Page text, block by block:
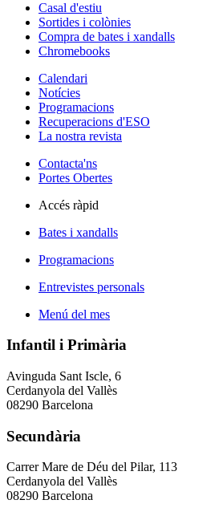
Casal d'estiu
Sortides i colònies
Compra de bates i xandalls
Chromebooks
Calendari
Notícies
Programacions
Recuperacions d'ESO
La nostra revista
Contacta'ns
Portes Obertes
Accés ràpid
Bates i xandalls
Programacions
Entrevistes personals
Menú del mes
Infantil i Primària
Avinguda Sant Iscle, 6
Cerdanyola del Vallès
08290 Barcelona
Secundària
Carrer Mare de Déu del Pilar, 113
Cerdanyola del Vallès
08290 Barcelona